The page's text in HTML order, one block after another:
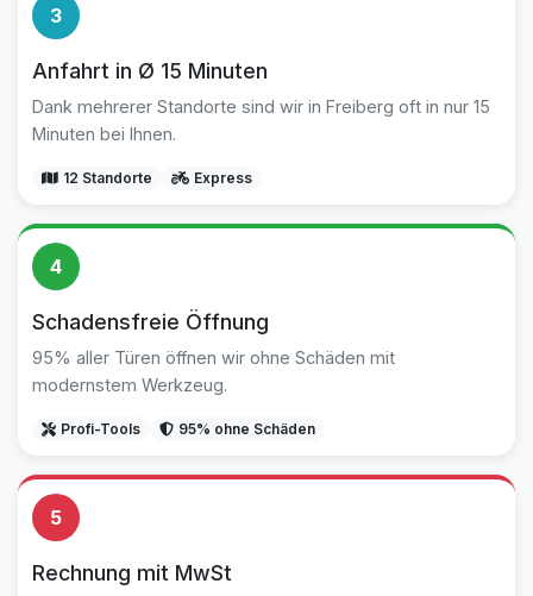
3
Anfahrt in Ø 15 Minuten
Dank mehrerer Standorte sind wir in Freiberg oft in nur 15
Minuten bei Ihnen.
12 Standorte Express
4
Schadensfreie Öffnung
95% aller Türen öffnen wir ohne Schäden mit
modernstem Werkzeug.
Profi-Tools 95% ohne Schäden
5
Rechnung mit MwSt